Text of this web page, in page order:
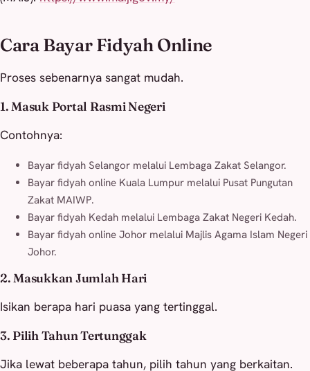
Cara Bayar Fidyah Online
Proses sebenarnya sangat mudah.
1. Masuk Portal Rasmi Negeri
Contohnya:
Bayar fidyah Selangor melalui Lembaga Zakat Selangor.
Bayar fidyah online Kuala Lumpur melalui Pusat Pungutan
Zakat MAIWP.
Bayar fidyah Kedah melalui Lembaga Zakat Negeri Kedah.
Bayar fidyah online Johor melalui Majlis Agama Islam Negeri
Johor.
2. Masukkan Jumlah Hari
Isikan berapa hari puasa yang tertinggal.
3. Pilih Tahun Tertunggak
Jika lewat beberapa tahun, pilih tahun yang berkaitan.